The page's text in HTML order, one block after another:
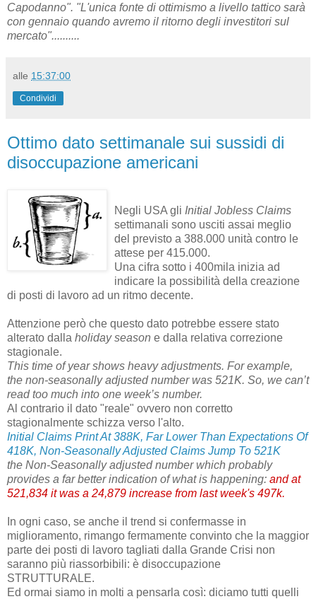
Capodanno". "L'unica fonte di ottimismo a livello tattico sarà
con gennaio quando avremo il ritorno degli investitori sul
mercato"..........
alle 15:37:00
Condividi
Ottimo dato settimanale sui sussidi di
disoccupazione americani
Negli USA gli Initial Jobless Claims
settimanali sono usciti assai meglio
del previsto a 388.000 unità contro le
attese per 415.000.
Una cifra sotto i 400mila inizia ad
indicare la possibilità della creazione
di posti di lavoro ad un ritmo decente.
Attenzione però che questo dato potrebbe essere stato
alterato dalla holiday season e dalla relativa correzione
stagionale.
This time of year shows heavy adjustments. For example,
the non-seasonally adjusted number was 521K. So, we can’t
read too much into one week’s number.
Al contrario il dato "reale" ovvero non corretto
stagionalmente schizza verso l'alto.
Initial Claims Print At 388K, Far Lower Than Expectations Of
418K, Non-Seasonally Adjusted Claims Jump To 521K
the Non-Seasonally adjusted number which probably
provides a far better indication of what is happening: and at
521,834 it was a 24,879 increase from last week's 497k.
In ogni caso, se anche il trend si confermasse in
miglioramento, rimango fermamente convinto che la maggior
parte dei posti di lavoro tagliati dalla Grande Crisi non
saranno più riassorbibili: è disoccupazione
STRUTTURALE.
Ed ormai siamo in molti a pensarla così: diciamo tutti quelli